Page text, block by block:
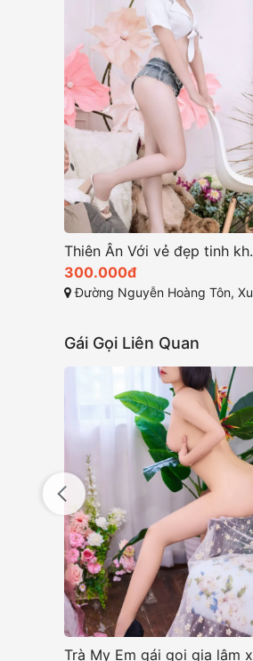
Thiên Ân
300.000đ
Đường Nguyễn Hoàng Tôn, Xuân La, Tây Hồ, Hà Nội
Gái Gọi Liên Quan